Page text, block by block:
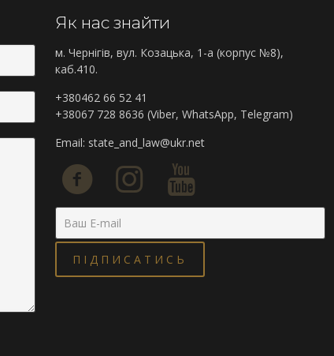
Як нас знайти
м. Чернігів, вул. Козацька, 1-а (корпус №8),
каб.410.
+380462 66 52 41
+38067 728 8636 (Viber, WhatsApp, Telegram)
Email: state_and_law@ukr.net